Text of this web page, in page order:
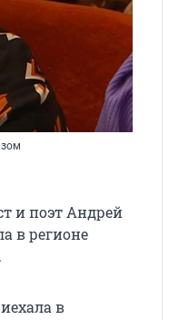
и поэт Андрей
в регионе
в